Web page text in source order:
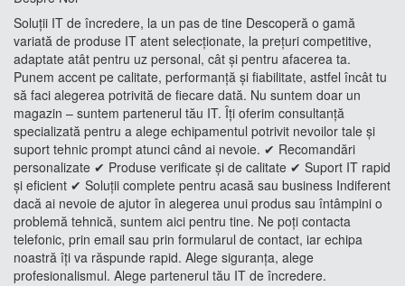
Soluții IT de încredere, la un pas de tine Descoperă o gamă
variată de produse IT atent selecționate, la prețuri competitive,
adaptate atât pentru uz personal, cât și pentru afacerea ta.
Punem accent pe calitate, performanță și fiabilitate, astfel încât tu
să faci alegerea potrivită de fiecare dată. Nu suntem doar un
magazin – suntem partenerul tău IT. Îți oferim consultanță
specializată pentru a alege echipamentul potrivit nevoilor tale și
suport tehnic prompt atunci când ai nevoie. ✔ Recomandări
personalizate ✔ Produse verificate și de calitate ✔ Suport IT rapid
și eficient ✔ Soluții complete pentru acasă sau business Indiferent
dacă ai nevoie de ajutor în alegerea unui produs sau întâmpini o
problemă tehnică, suntem aici pentru tine. Ne poți contacta
telefonic, prin email sau prin formularul de contact, iar echipa
noastră îți va răspunde rapid. Alege siguranța, alege
profesionalismul. Alege partenerul tău IT de încredere.